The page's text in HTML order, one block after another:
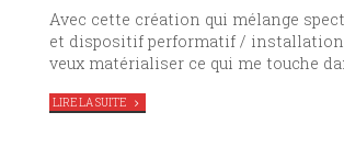
Avec cette création qui mélange
et dispositif performatif / installation
veux matérialiser ce qui me touche
LIRE LA SUITE"
LE
JARDIN